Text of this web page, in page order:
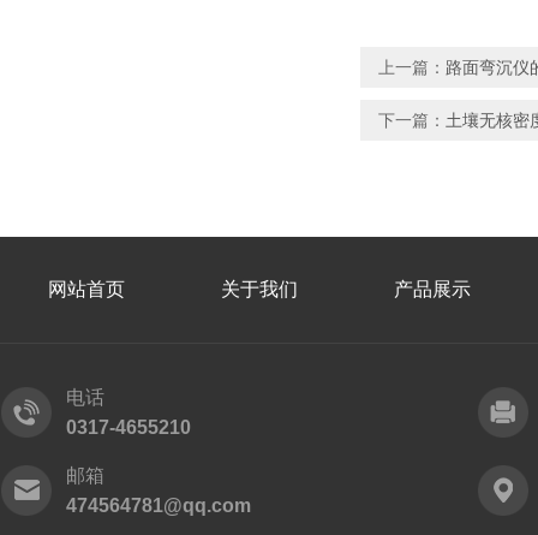
上一篇： 路面弯沉仪
下一篇： 土壤无核密
网站首页 关于我们 产品展示
电话
0317-4655210
邮箱
474564781@qq.com